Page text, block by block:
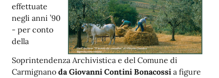
effettuate
negli anni ’90
- per conto
della
Soprintendenza Archivistica e del Comune di
Carmignano da Giovanni Contini Bonacossi a figure